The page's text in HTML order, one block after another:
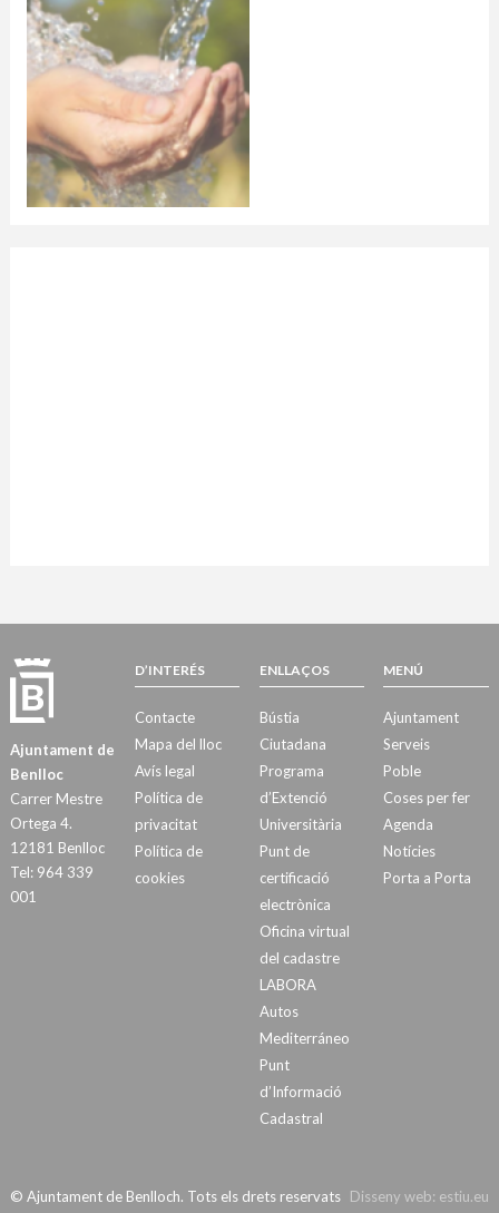
Ajuntament de
Benlloc
Carrer Mestre
Ortega 4.
12181 Benlloc
Tel: 964 339
001
D’INTERÉS
Contacte
Mapa del lloc
Avís legal
Política de
privacitat
Política de
cookies
ENLLAÇOS
Bústia
Ciutadana
Programa
d’Extenció
Universitària
Punt de
certificació
electrònica
Oficina virtual
del cadastre
LABORA
Autos
Mediterráneo
Punt
d’Informació
Cadastral
MENÚ
Ajuntament
Serveis
Poble
Coses per fer
Agenda
Notícies
Porta a Porta
Disseny web: estiu.eu
© Ajuntament de Benlloch. Tots els drets reservats